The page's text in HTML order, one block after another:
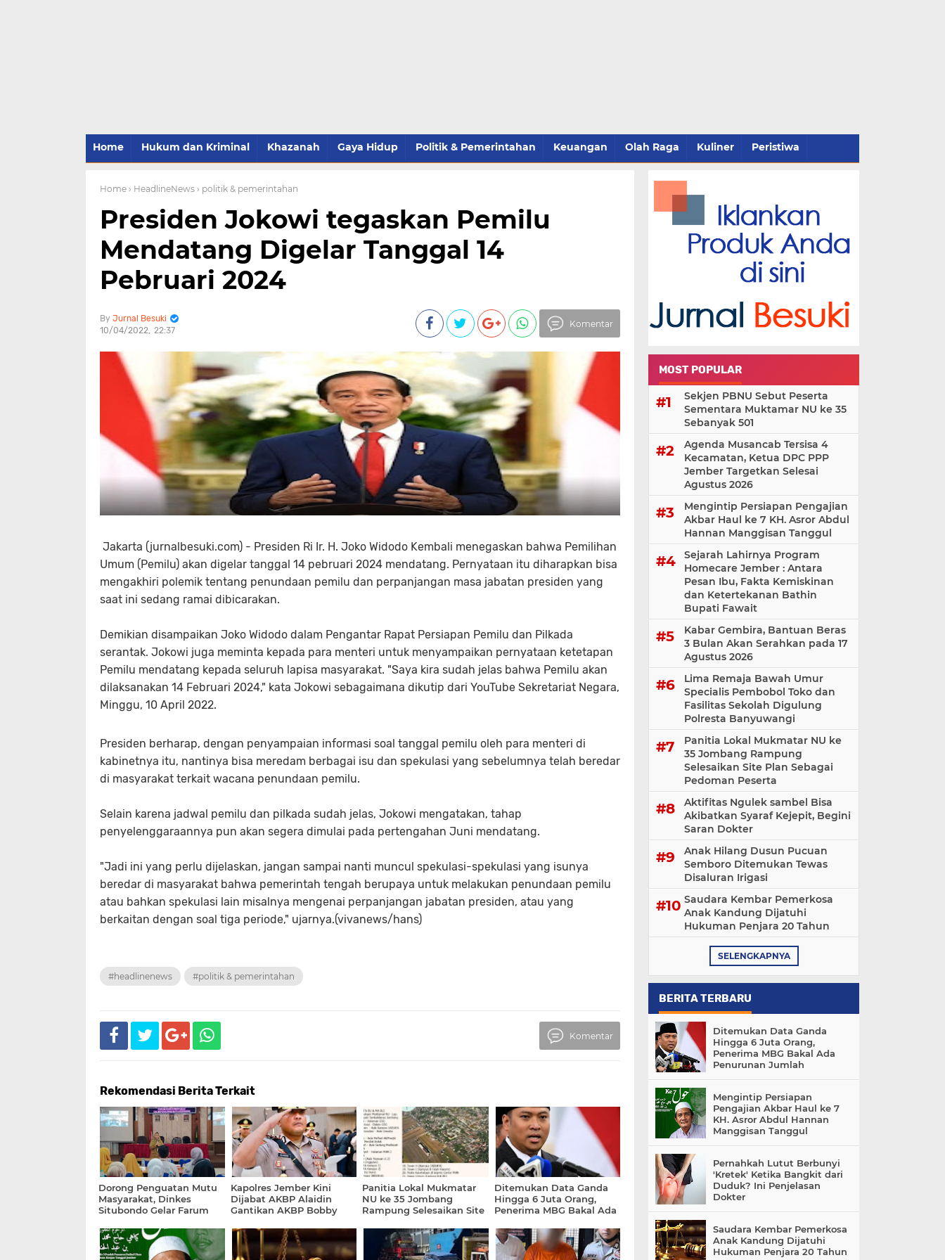
Home Hukum dan Kriminal Khazanah Gaya Hidup Politik & Pemerintahan Keuangan Olah Raga Kuliner Peristiwa
Home › HeadlineNews › politik & pemerintahan
Presiden Jokowi tegaskan Pemilu
Mendatang Digelar Tanggal 14
Pebruari 2024
Jurnal Besuki
10/04/2022 22:37
Komentar
Jakarta (jurnalbesuki.com) - Presiden Ri Ir. H. Joko Widodo Kembali menegaskan bahwa Pemilihan
Umum (Pemilu) akan digelar tanggal 14 pebruari 2024 mendatang. Pernyataan itu diharapkan bisa
mengakhiri polemik tentang penundaan pemilu dan perpanjangan masa jabatan presiden yang
saat ini sedang ramai dibicarakan.
Demikian disampaikan Joko Widodo dalam Pengantar Rapat Persiapan Pemilu dan Pilkada
serantak. Jokowi juga meminta kepada para menteri untuk menyampaikan pernyataan ketetapan
Pemilu mendatang kepada seluruh lapisa masyarakat. "Saya kira sudah jelas bahwa Pemilu akan
dilaksanakan 14 Februari 2024," kata Jokowi sebagaimana dikutip dari YouTube Sekretariat Negara,
Minggu, 10 April 2022.
Presiden berharap, dengan penyampaian informasi soal tanggal pemilu oleh para menteri di
kabinetnya itu, nantinya bisa meredam berbagai isu dan spekulasi yang sebelumnya telah beredar
di masyarakat terkait wacana penundaan pemilu.
Selain karena jadwal pemilu dan pilkada sudah jelas, Jokowi mengatakan, tahap
penyelenggaraannya pun akan segera dimulai pada pertengahan Juni mendatang.
"Jadi ini yang perlu dijelaskan, jangan sampai nanti muncul spekulasi-spekulasi yang isunya
beredar di masyarakat bahwa pemerintah tengah berupaya untuk melakukan penundaan pemilu
atau bahkan spekulasi lain misalnya mengenai perpanjangan jabatan presiden, atau yang
berkaitan dengan soal tiga periode," ujarnya.(vivanews/hans)
#headlinenews #politik & pemerintahan
Komentar
Rekomendasi Berita Terkait
Dorong Penguatan Mutu
Masyarakat, Dinkes
Situbondo Gelar Farum
Kapolres Jember Kini
Dijabat AKBP Alaidin
Gantikan AKBP Bobby
Panitia Lokal Mukmatar
NU ke 35 Jombang
Rampung Selesaikan Site
Peserta
Ditemukan Data Ganda
Hingga 6 Juta Orang,
Penerima MBG Bakal Ada
MOST POPULAR
Sekjen PBNU Sebut Peserta
Sementara Muktamar NU ke 35
Sebanyak 501
Agenda Musancab Tersisa 4
Kecamatan, Ketua DPC PPP
Jember Targetkan Selesai
Agustus 2026
Mengintip Persiapan Pengajian
Akbar Haul ke 7 KH. Asror Abdul
Hannan Manggisan Tanggul
Sejarah Lahirnya Program
Homecare Jember : Antara
Pesan Ibu, Fakta Kemiskinan
dan Ketertekanan Bathin
Bupati Fawait
Kabar Gembira, Bantuan Beras
3 Bulan Akan Serahkan pada 17
Agustus 2026
Lima Remaja Bawah Umur
Specialis Pembobol Toko dan
Fasilitas Sekolah Digulung
Polresta Banyuwangi
Panitia Lokal Mukmatar NU ke
35 Jombang Rampung
Selesaikan Site Plan Sebagai
Pedoman Peserta
Aktifitas Ngulek sambel Bisa
Akibatkan Syaraf Kejepit, Begini
Saran Dokter
Anak Hilang Dusun Pucuan
Semboro Ditemukan Tewas
Disaluran Irigasi
Saudara Kembar Pemerkosa
Anak Kandung Dijatuhi
Hukuman Penjara 20 Tahun
SELENGKAPNYA
BERITA TERBARU
Ditemukan Data Ganda
Hingga 6 Juta Orang,
Penerima MBG Bakal Ada
Penurunan Jumlah
Mengintip Persiapan
Pengajian Akbar Haul ke 7
KH. Asror Abdul Hannan
Manggisan Tanggul
Pernahkah Lutut Berbunyi
'Kretek' Ketika Bangkit dari
Duduk? Ini Penjelasan
Dokter
Saudara Kembar Pemerkosa
Anak Kandung Dijatuhi
Hukuman Penjara 20 Tahun